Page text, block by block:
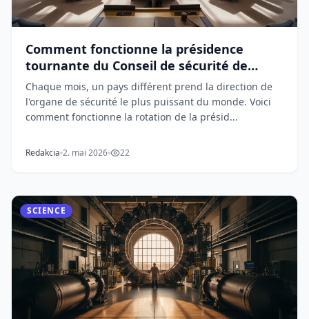
Comment fonctionne la présidence
tournante du Conseil de sécurité de
l'ONU
Chaque mois, un pays différent prend la direction de
l'organe de sécurité le plus puissant du monde. Voici
comment fonctionne la rotation de la présid...
Redakcia 2. mai 2026 22
SCIENCE